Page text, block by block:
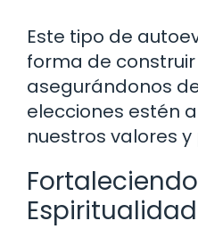
Este tipo de
forma de
asegurándonos
elecciones estén
nuestros valores y